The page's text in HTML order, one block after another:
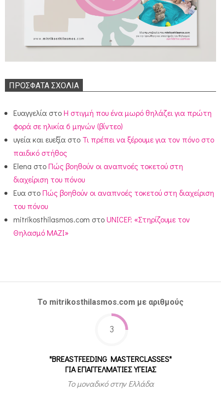
ΠΡΌΣΦΑΤΑ ΣΧΌΛΙΑ
Ευαγγελία στοΗ στιγμή που ένα μωρό θηλάζει για πρώτη
φορά σε ηλικία 6 μηνών (βίντεο)
υγεία και ευεξία στο Τι πρέπει να ξέρουμε για τον πόνο στο
παιδικό στήθος
Elena στοΠώς βοηθούν οι αναπνοές τοκετού στη
διαχείριση του πόνου
Ευα στοΠώς βοηθούν οι αναπνοές τοκετού στη διαχείριση
του πόνου
mitrikosthilasmos.com στοUNICEF: «Στηρίζουμε τον
Θηλασμό ΜΑΖΙ»
Το mitrikosthilasmos.com με αριθμούς
3
"BREASTFEEDING MASTERCLASSES"
ΓΙΑ ΕΠΑΓΓΕΛΜΑΤΙΕΣ ΥΓΕΙΑΣ
Το μοναδικό στην Ελλάδα